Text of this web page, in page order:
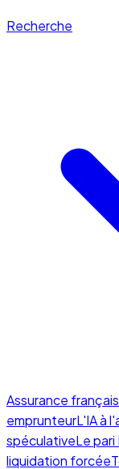
Recherche
Assurance
emprunteurL'IA à
spéculativeLe
liquidation forcée